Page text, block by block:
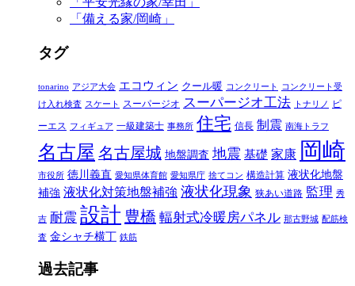
「備える家/岡崎」
タグ
tonarino アジア大会 エコウィン クール暖 コンクリート
コンクリート受
け入れ検査 スケート スーパージオ スーパージオ工法 トナリノ
ピ
ーエス フィギュア 一級建築士 事務所 住宅 信長 制震 南海トラフ
名古屋 名古屋城 地盤調査 地震 基礎 家康 岡崎
市役所 徳川義直 愛知県体育館 愛知県庁 捨てコン 構造計算 液状化地盤
補強 液状化対策地盤補強 液状化現象 狭あい道路 監理 秀
吉 耐震 設計 豊橋 輻射式冷暖房パネル 那古野城 配筋検
査 金シャチ横丁 鉄筋
過去記事